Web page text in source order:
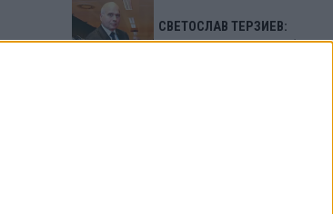
СВЕТОСЛАВ ТЕРЗИЕВ:
България сама си избра